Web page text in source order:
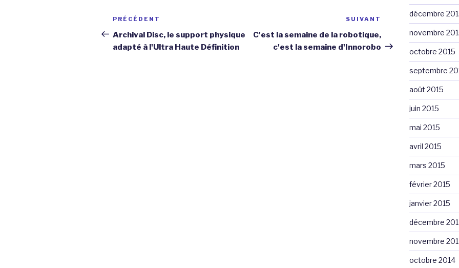
Navigation
de
l’article
Article
précédent
PRÉCÉDENT
Archival Disc, le support physique
adapté à l'Ultra Haute Définition
suivant
SUIVANT
C'est la semaine de la robotique,
c'est la semaine d'Innorobo
décembre
novembre
octobre 2015
septembre
août 2015
juin 2015
mai 2015
avril 2015
mars 2015
février 2015
janvier 2015
décembre
novembre
octobre 2014